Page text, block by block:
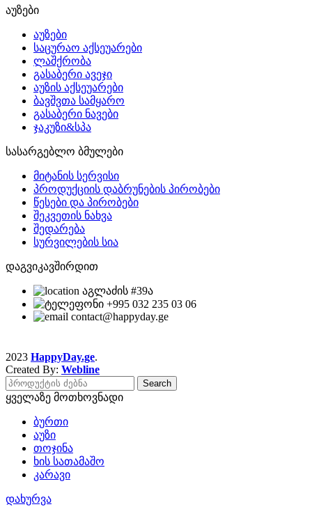
აუზები
აუზები
საცურაო აქსეუარები
ლაშქრობა
გასაბერი ავეჯი
აუზის აქსეუარები
ბავშვთა სამყარო
გასაბერი ნავები
ჯაკუზი&სპა
სასარგებლო ბმულები
მიტანის სერვისი
პროდუქციის დაბრუნების პირობები
წესები და პირობები
შეკვეთის ნახვა
შედარება
სურვილების სია
დაგვიკავშირდით
აგლაძის #39ა
+995 032 235 03 06
contact@happyday.ge
2023 HappyDay.ge.
Created By: Webline
Search
ყველაზე მოთხოვნადი
ბურთი
აუზი
თოჯინა
ხის სათამაშო
კარავი
დახურვა